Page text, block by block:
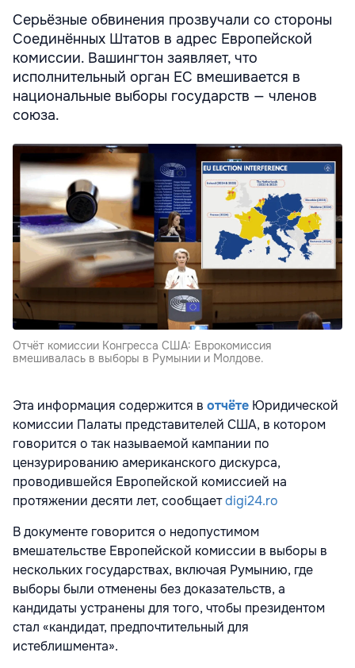
Серьёзные обвинения прозвучали со стороны
Соединённых Штатов в адрес Европейской
комиссии. Вашингтон заявляет, что
исполнительный орган ЕС вмешивается в
национальные выборы государств — членов
союза.
Отчёт комиссии Конгресса США: Еврокомиссия
вмешивалась в выборы в Румынии и Молдове.
Эта информация содержится в отчёте Юридической
комиссии Палаты представителей США, в котором
говорится о так называемой кампании по
цензурированию американского дискурса,
проводившейся Европейской комиссией на
протяжении десяти лет, сообщаетdigi24.ro
В документе говорится о недопустимом
вмешательстве Европейской комиссии в выборы в
нескольких государствах, включая Румынию, где
выборы были отменены без доказательств, а
кандидаты устранены для того, чтобы президентом
стал «кандидат, предпочтительный для
истеблишмента».